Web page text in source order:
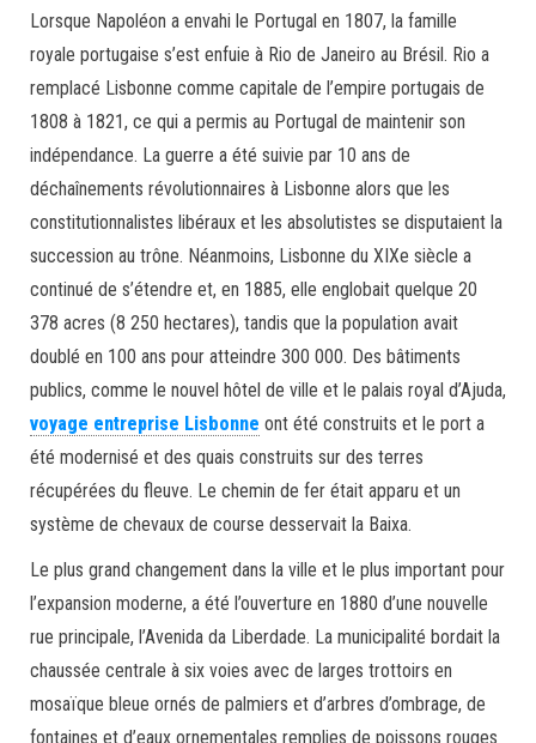
Lorsque Napoléon a envahi le Portugal en 1807, la famille
royale portugaise s’est enfuie à Rio de Janeiro au Brésil. Rio a
remplacé Lisbonne comme capitale de l’empire portugais de
1808 à 1821, ce qui a permis au Portugal de maintenir son
indépendance. La guerre a été suivie par 10 ans de
déchaînements révolutionnaires à Lisbonne alors que les
constitutionnalistes libéraux et les absolutistes se disputaient la
succession au trône. Néanmoins, Lisbonne du XIXe siècle a
continué de s’étendre et, en 1885, elle englobait quelque 20
378 acres (8 250 hectares), tandis que la population avait
doublé en 100 ans pour atteindre 300 000. Des bâtiments
publics, comme le nouvel hôtel de ville et le palais royal d’Ajuda,
voyage entreprise Lisbonne ont été construits et le port a
été modernisé et des quais construits sur des terres
récupérées du fleuve. Le chemin de fer était apparu et un
système de chevaux de course desservait la Baixa.
Le plus grand changement dans la ville et le plus important pour
l’expansion moderne, a été l’ouverture en 1880 d’une nouvelle
rue principale, l’Avenida da Liberdade. La municipalité bordait la
chaussée centrale à six voies avec de larges trottoirs en
mosaïque bleue ornés de palmiers et d’arbres d’ombrage, de
fontaines et d’eaux ornementales remplies de poissons rouges